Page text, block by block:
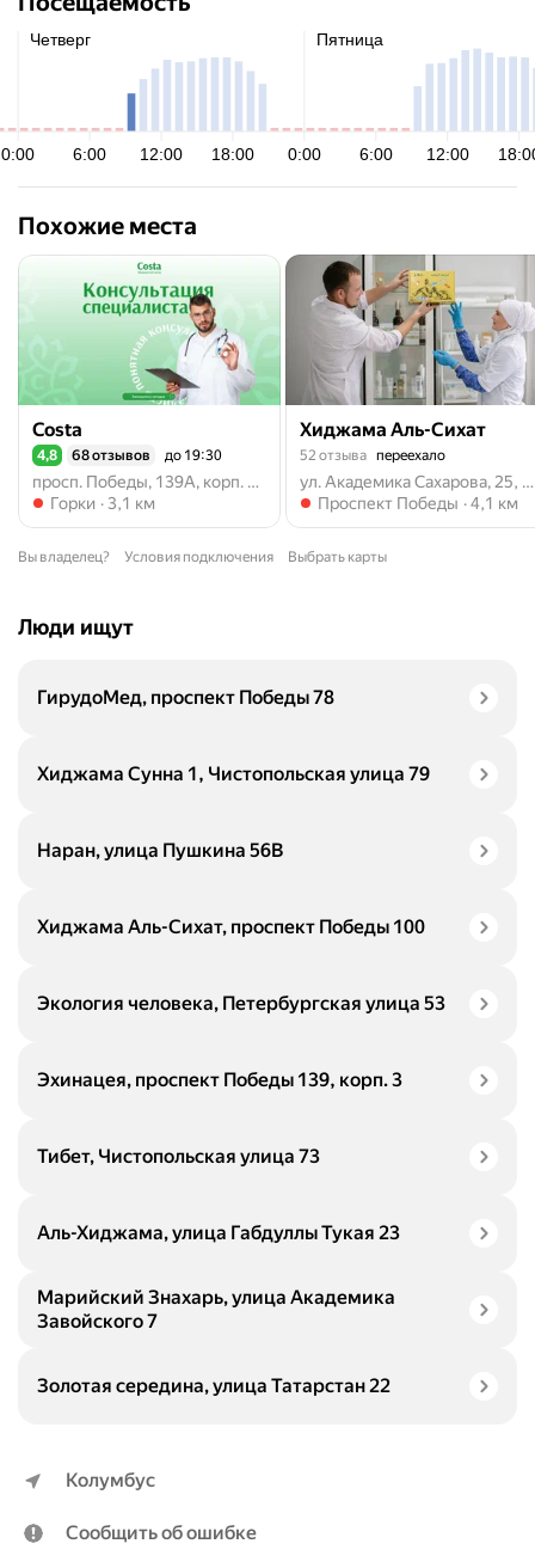
Похожие места
Costa
Рейтинг 4,8 из 5
4,8 68 отзывов до 19:30
просп. Победы, 139А, корп. 1, Казань
Метро Горки
Горки 3,1 км
Хиджама Аль-Сихат
52 отзыва переехало
ул. Академика Сахарова, 25, Казань
Метро Проспект Победы
Проспект Победы 4,1 км
Вы владелец? Условия подключения Выбрать карты
Люди ищут
ГирудоМед, проспект Победы 78
Хиджама Сунна 1, Чистопольская улица 79
Наран, улица Пушкина 56В
Хиджама Аль-Сихат, проспект Победы 100
Экология человека, Петербургская улица 53
Эхинацея, проспект Победы 139, корп. 3
Тибет, Чистопольская улица 73
Аль-Хиджама, улица Габдуллы Тукая 23
Марийский Знахарь, улица Академика
Завойского 7
Золотая середина, улица Татарстан 22
Колумбус
Сообщить об ошибке